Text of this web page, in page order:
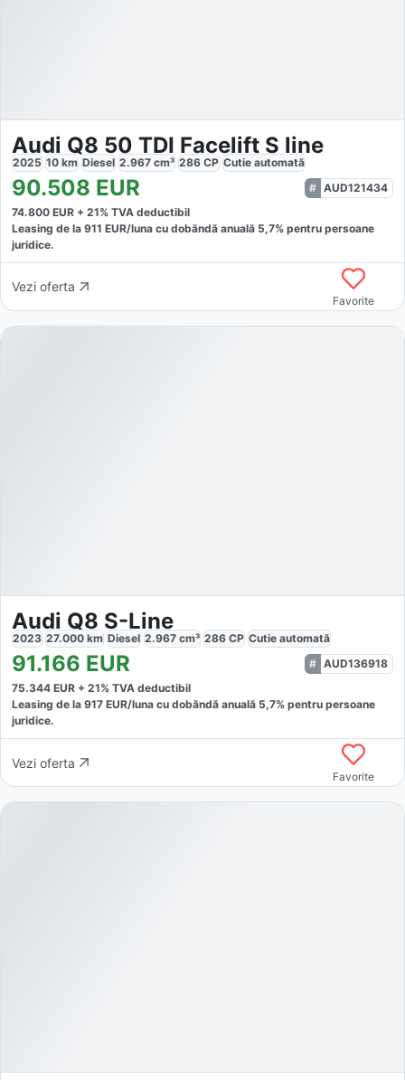
Audi Q8 50 TDI Facelift S line
2025 10 km Diesel 2.967 cm³ 286 CP Cutie automată
90.508 EUR
AUD121434
74.800 EUR + 21% TVA deductibil
Leasing de la 911 EUR/luna cu dobăndă anuală 5,7% pentru persoane
juridice.
Vezi oferta
Favorite
Audi Q8 S-Line
2023 27.000 km Diesel 2.967 cm³ 286 CP Cutie automată
91.166 EUR
AUD136918
75.344 EUR + 21% TVA deductibil
Leasing de la 917 EUR/luna cu dobăndă anuală 5,7% pentru persoane
juridice.
Vezi oferta
Favorite